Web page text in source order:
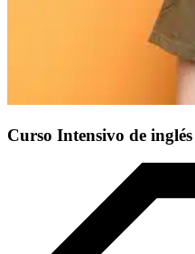
Curso Intensivo de inglés